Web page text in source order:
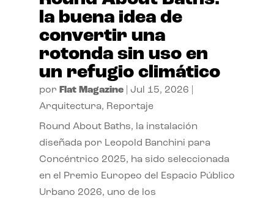
la buena idea de
convertir una
rotonda sin uso en
un refugio climático
por Flat Magazine| Jul 15, 2026
Arquitectura, Reportaje
Round About Baths, la instalación
diseñada por Leopold Banchini para
Concéntrico 2025, ha sido seleccionada
en el Premio Europeo del Espacio Público
Urbano 2026, uno de los